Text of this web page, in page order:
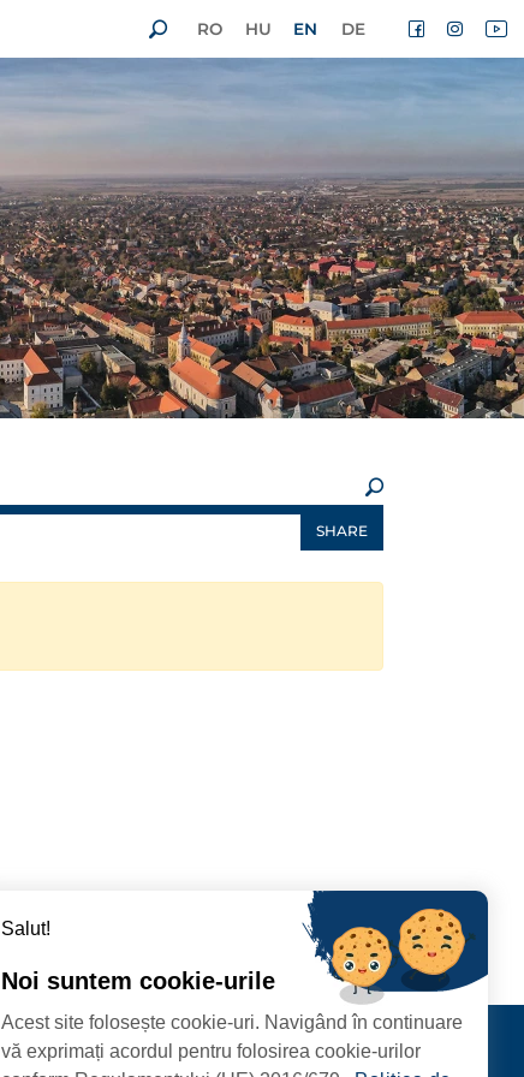
RO HU EN DE
SHARE
Contact
Salut!
Noi suntem cookie-urile
Acest site folosește cookie-uri. Navigând în continuare
vă exprimați acordul pentru folosirea cookie-urilor